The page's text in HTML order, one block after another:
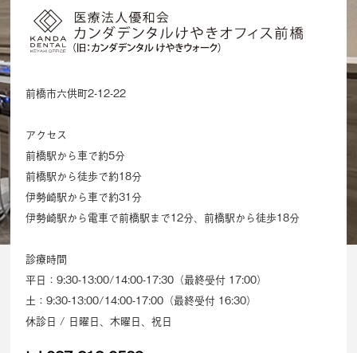
前橋市六供町2-12-22
アクセス
前橋駅から車で約5分
前橋駅から徒歩で約18分
伊勢崎駅から車で約31分
伊勢崎駅から電車で前橋駅まで12分、前橋駅から徒歩18分
診療時間
平日：9:30-13:00/14:00-17:30（最終受付 17:00）
土：9:30-13:00/14:00-17:00（最終受付 16:30）
休診日 / 日曜日、木曜日、祝日